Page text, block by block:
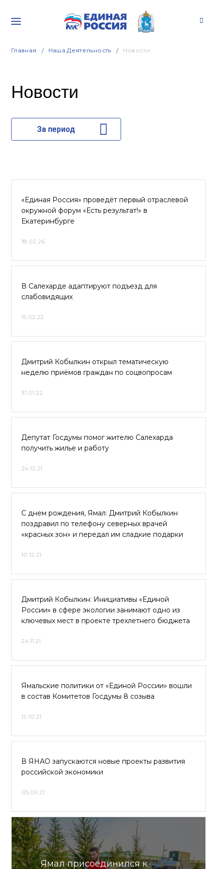
Главная Наша Деятельность Новости
Новости
За период
«Единая Россия» проведёт первый отраслевой
окружной форум «Есть результат!» в
Екатеринбурге
18.02.26
В Салехарде адаптируют подъезд для
слабовидящих
15.03.22
Дмитрий Кобылкин открыл тематическую
неделю приёмов граждан по соцвопросам
31.01.22
Депутат Госдумы помог жителю Салехарда
получить жилье и работу
24.12.21
С днем рождения, Ямал: Дмитрий Кобылкин
поздравил по телефону северных врачей
«красных зон» и передал им сладкие подарки
10.12.21
Дмитрий Кобылкин: Инициативы «Единой
России» в сфере экологии занимают одно из
ключевых мест в проекте трехлетнего бюджета
24.11.21
Ямальские политики от «Единой России» вошли
в состав Комитетов Госдумы 8 созыва
12.10.21
В ЯНАО запускаются новые проекты развития
российской экономики
05.09.21
Ямал присоединился к